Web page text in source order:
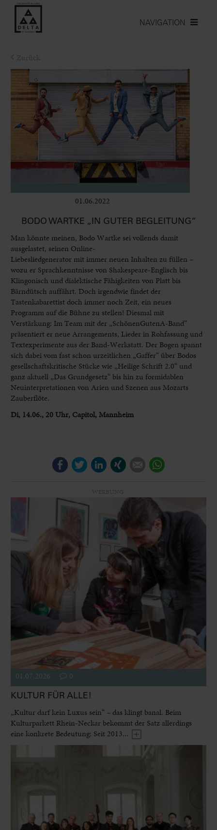
NAVIGATION
01.06.2022
BODO WARTKE „IN GUTER BEGLEITUNG“
Man könnte meinen, Bodo Wartke sei vollends damit
ausgelastet, seinen Online-
Liebesliedgenerator mit immer neuen Inhalten zu füllen –
wozu er Sprachkenntnisse von Shakespeare-Englisch bis
Klingonisch und dialektische Fähigkeiten von Platt bis
Bärndütsch auffährt. Doch irgendwie findet der
Tastenkabarettist doch immer noch Zeit, ein neues
Programm auf die Bühne zu stellen! Diesmal mit
Verstärkung: Im Team mit der „SchönenGutenA-Band“
präsentiert er neue Arrangements, Lieder in Rohfassung und
Textexperimente aus der Band-Werkstatt. Der Bogen spannt
sich dabei vom fast schon urzeitlichen „Gaffer“ über Bodos
gesellschaftskritische Stücke wie „Heilige Schrift 2.0“ und
ganz aktuell „Das Grundgesetz“ bis hin zu formidablen
Neuinterpretationen von Arien und Szenen aus Mozarts
Zauberflöte.
Di, 14.06., 20 Uhr, Capitol, Mannheim
FacebookTwitterLinkedIn E-mail
01.07.2026 0
KULTUR FÜR ALLE!
„Kultur darf kein Luxus sein“ – das klingt banal. Beim
Kulturparkett Rhein-Neckar bekommt der Satz allerdings
eine konkrete Bedeutung: Seit 2013...